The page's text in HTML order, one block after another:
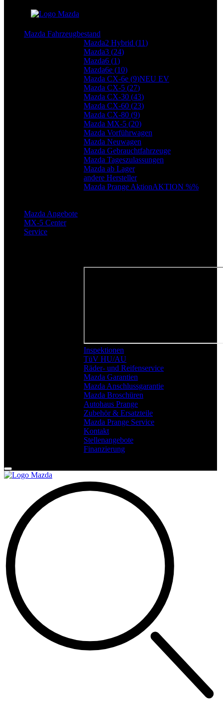
Mazda Fahrzeugbestand
Mazda2 Hybrid (11)
Mazda3 (24)
Mazda6 (1)
Mazda6e (10)
Mazda CX-6e (9)NEU EV
Mazda CX-5 (27)
Mazda CX-30 (43)
Mazda CX-60 (23)
Mazda CX-80 (9)
Mazda MX-5 (20)
Mazda Vorführwagen
Mazda Neuwagen
Mazda Gebrauchtfahrzeuge
Mazda Tageszulassungen
Mazda ab Lager
andere Hersteller
Mazda Prange AktionAKTION %%
Mazda Angebote
MX-5 Center
Service
Inspektionen
TüV HU/AU
Räder- und Reifenservice
Mazda Garantien
Mazda Anschlussgarantie
Mazda Broschüren
Autohaus Prange
Zubehör & Ersatzteile
Mazda Prange Service
Kontakt
Stellenangebote
Finanzierung